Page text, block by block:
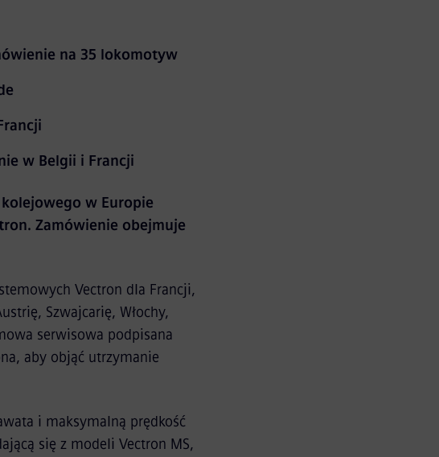
na 35 lokomotyw
w Belgii i Francji
w Europie
Zamówienie obejmuje
Vectron dla Francji,
Szwajcarię, Włochy,
serwisowa podpisana
aby objąć utrzymanie
i maksymalną prędkość
się z modeli Vectron MS,